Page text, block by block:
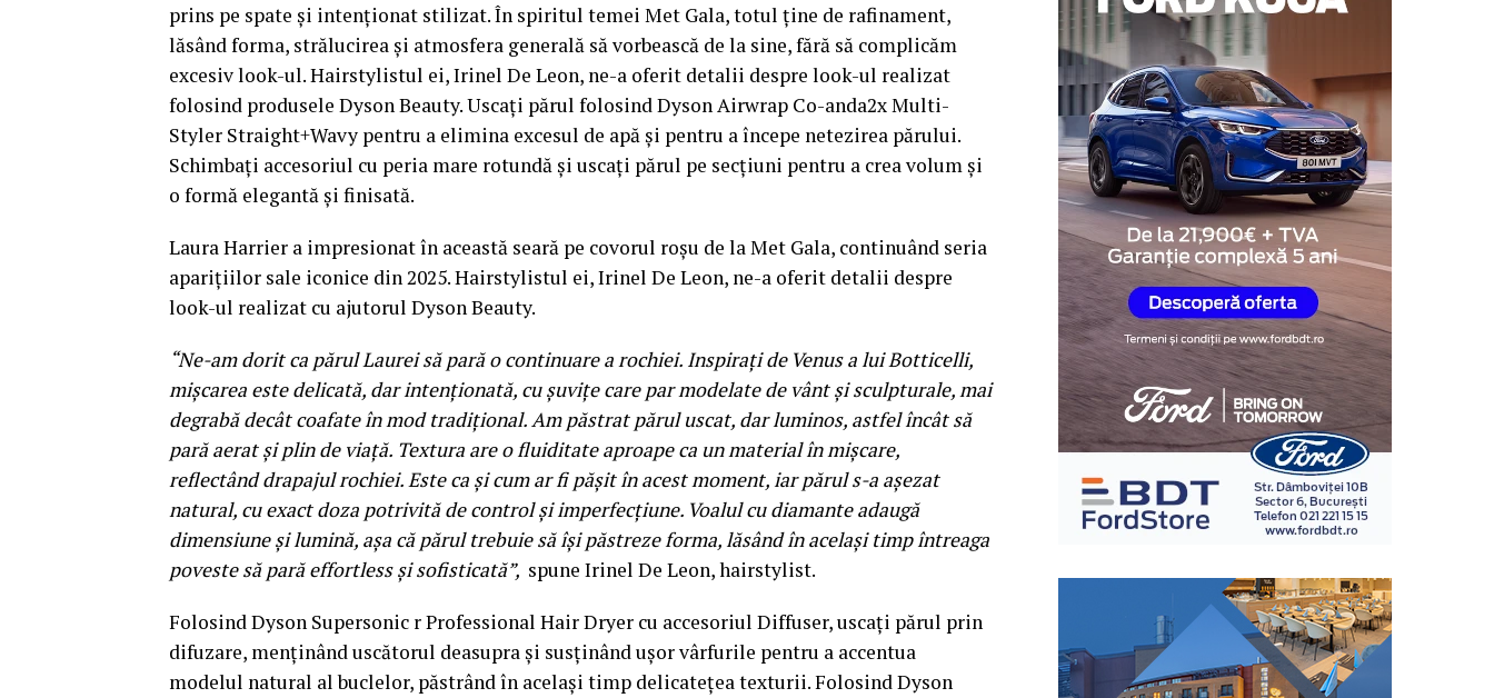
prins pe spate și intenționat stilizat. În spiritul temei Met Gala, totul ține de rafinament,
lăsând forma, strălucirea și atmosfera generală să vorbească de la sine, fără să complicăm
excesiv look-ul. Hairstylistul ei, Irinel De Leon, ne-a oferit detalii despre look-ul realizat
folosind produsele Dyson Beauty. Uscați părul folosind Dyson Airwrap Co-anda2x Multi-
Styler Straight+Wavy pentru a elimina excesul de apă și pentru a începe netezirea părului.
Schimbați accesoriul cu peria mare rotundă și uscați părul pe secțiuni pentru a crea volum și
o formă elegantă și finisată.
Laura Harrier a impresionat în această seară pe covorul roșu de la Met Gala, continuând seria
aparițiilor sale iconice din 2025. Hairstylistul ei, Irinel De Leon, ne-a oferit detalii despre
look-ul realizat cu ajutorul Dyson Beauty.
“Ne-am dorit ca părul Laurei să pară o continuare a rochiei. Inspirați de Venus a lui Botticelli,
mișcarea este delicată, dar intenționată, cu șuvițe care par modelate de vânt și sculpturale, mai
degrabă decât coafate în mod tradițional. Am păstrat părul uscat, dar luminos, astfel încât să
pară aerat și plin de viață. Textura are o fluiditate aproape ca un material în mișcare,
reflectând drapajul rochiei. Este ca și cum ar fi pășit în acest moment, iar părul s-a așezat
natural, cu exact doza potrivită de control și imperfecțiune. Voalul cu diamante adaugă
dimensiune și lumină, așa că părul trebuie să își păstreze forma, lăsând în același timp întreaga
poveste să pară effortless și sofisticată”, spune Irinel De Leon, hairstylist.
Folosind Dyson Supersonic r Professional Hair Dryer cu accesoriul Diffuser, uscați părul prin
difuzare, menținând uscătorul deasupra și susținând ușor vârfurile pentru a accentua
modelul natural al buclelor, păstrând în același timp delicatețea texturii. Folosind Dyson